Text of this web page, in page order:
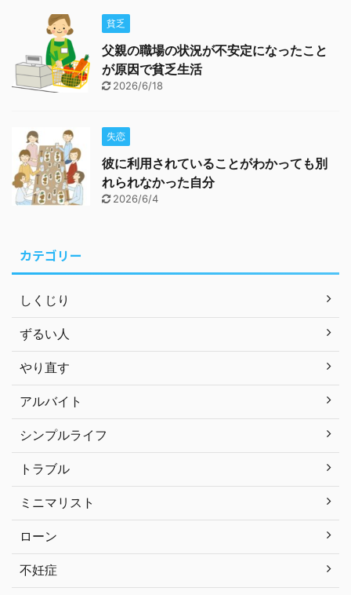
貧乏
父親の職場の状況が不安定になったこと
が原因で貧乏生活
2026/6/18
失恋
彼に利用されていることがわかっても別
れられなかった自分
2026/6/4
カテゴリー
しくじり
ずるい人
やり直す
アルバイト
シンプルライフ
トラブル
ミニマリスト
ローン
不妊症